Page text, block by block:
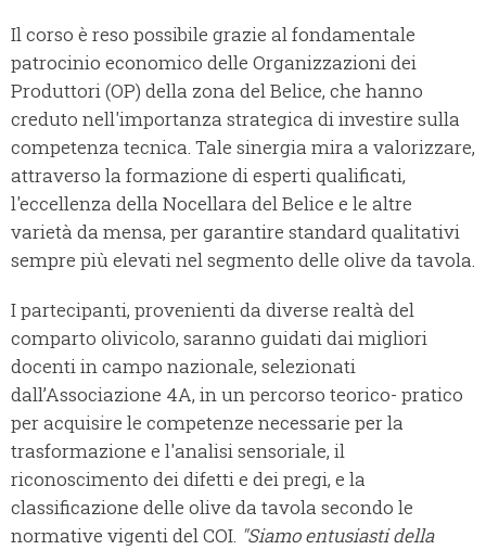
Il corso è reso possibile grazie al fondamentale
patrocinio economico delle Organizzazioni dei
Produttori (OP) della zona del Belice, che hanno
creduto nell'importanza strategica di investire sulla
competenza tecnica. Tale sinergia mira a valorizzare,
attraverso la formazione di esperti qualificati,
l'eccellenza della Nocellara del Belice e le altre
varietà da mensa, per garantire standard qualitativi
sempre più elevati nel segmento delle olive da tavola.
I partecipanti, provenienti da diverse realtà del
comparto olivicolo, saranno guidati dai migliori
docenti in campo nazionale, selezionati
dall’Associazione 4A, in un percorso teorico- pratico
per acquisire le competenze necessarie per la
trasformazione e l'analisi sensoriale, il
riconoscimento dei difetti e dei pregi, e la
classificazione delle olive da tavola secondo le
normative vigenti del COI. "Siamo entusiasti della